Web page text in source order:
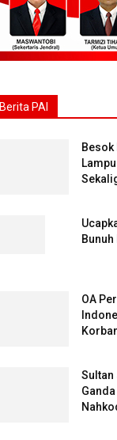
Berita PAI
Besok
Bunuh
OA
Sultan